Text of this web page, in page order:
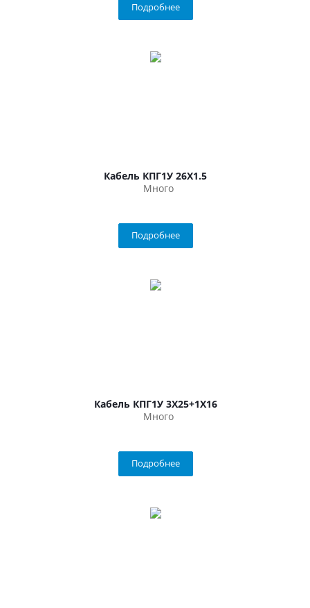
Подробнее
Кабель КПГ1У 26Х1.5
Много
Подробнее
Кабель КПГ1У 3Х25+1Х16
Много
Подробнее